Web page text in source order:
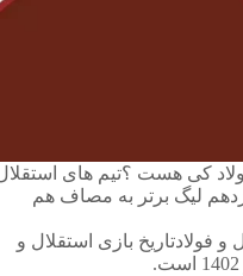
کی هست ؟تیم های
لیگ برتر به مصاف هم
و فولادتاریخ بازی استقلال و